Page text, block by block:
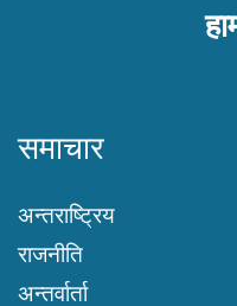
समाचार
अन्तराष्ट्रिय
राजनीति
अन्तर्वार्ता